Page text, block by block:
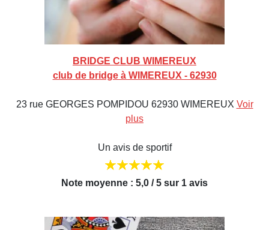
BRIDGE CLUB WIMEREUX
club de bridge à WIMEREUX - 62930
23 rue GEORGES POMPIDOU 62930 WIMEREUX Voir
plus
Un avis de sportif
Note moyenne : 5,0 / 5 sur 1 avis